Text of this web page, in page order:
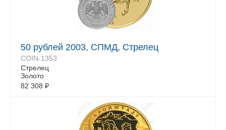
50 рублей 2003, СПМД, Стрелец
COIN-1353
Стрелец
Золото
82 308 ₽